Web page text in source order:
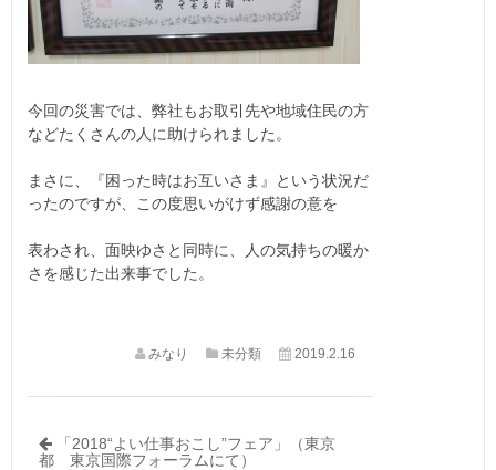
今回の災害では、弊社もお取引先や地域住民の方
などたくさんの人に助けられました。
まさに、『困った時はお互いさま』という状況だ
ったのですが、この度思いがけず感謝の意を
表わされ、面映ゆさと同時に、人の気持ちの暖か
さを感じた出来事でした。
みなり 未分類 2019.2.16
「2018“よい仕事おこし”フェア」（東京
都 東京国際フォーラムにて）